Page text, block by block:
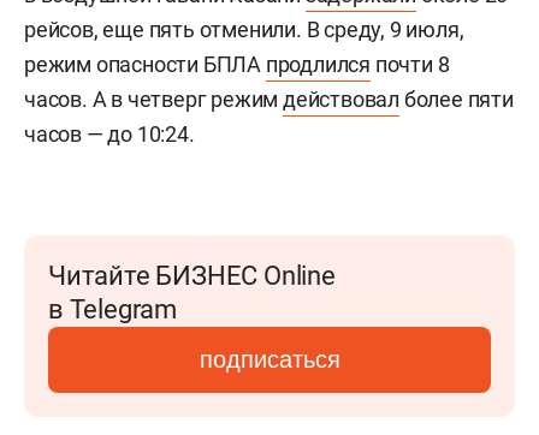
рейсов, еще пять отменили. В среду, 9 июля,
режим опасности БПЛА продлился почти 8
часов. А в четверг режимдействовал более пяти
часов — до 10:24.
Читайте БИЗНЕС Online
в Telegram
подписаться